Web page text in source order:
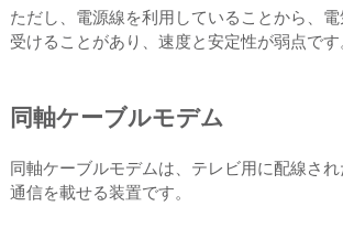
ただし、電源線を利用していることから、
受けることがあり、速度と安定性が弱点です
同軸ケーブルモデム
同軸ケーブルモデムは、テレビ用に配線さ
通信を載せる装置です。